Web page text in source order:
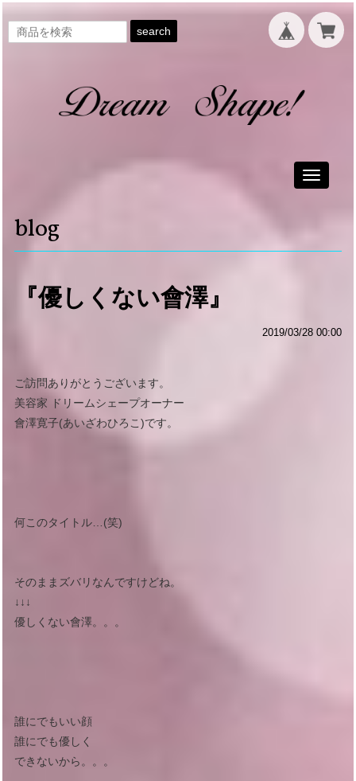
search
Toggle
blog
『優しくない會澤』
2019/03/28 00:00
ご訪問ありがとうございます。
美容家 ドリームシェープオーナー
會澤寛子(あいざわひろこ)です。
何このタイトル…(笑)
そのままズバリなんですけどね。
↓↓↓
優しくない會澤。。。
誰にでもいい顔
誰にでも優しく
できないから。。。